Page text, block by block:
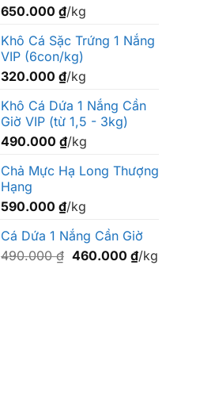
650.000 ₫/kg
Khô Cá Sặc Trứng 1 Nắng
VIP (6con/kg)
320.000 ₫/kg
Khô Cá Dứa 1 Nắng Cần
Giờ VIP (từ 1,5 - 3kg)
490.000 ₫/kg
Chả Mực Hạ Long Thượng
Hạng
590.000 ₫/kg
Cá Dứa 1 Nắng Cần Giờ
490.000₫ Giá
460.000 ₫Giá
/kg